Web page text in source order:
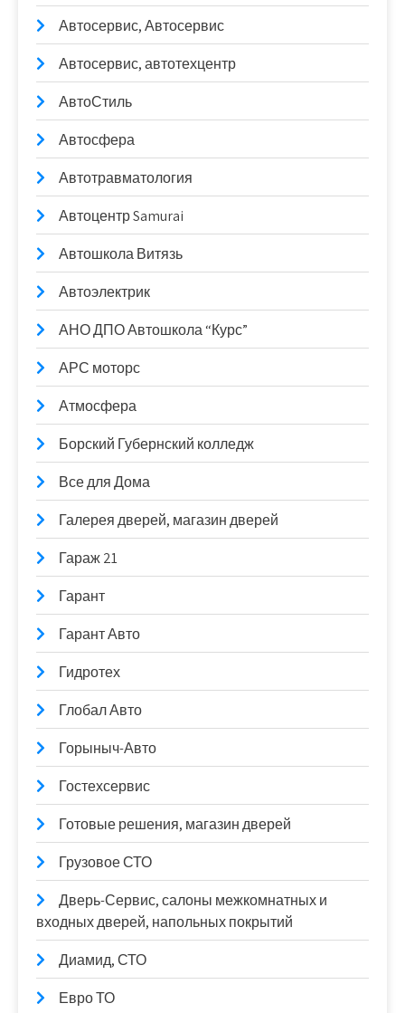
Автосервис, Автосервис
Автосервис, автотехцентр
АвтоСтиль
Автосфера
Автотравматология
Автоцентр Samurai
Автошкола Витязь
Автоэлектрик
АНО ДПО Автошкола “Курс”
АРС моторс
Атмосфера
Борский Губернский колледж
Все для Дома
Галерея дверей, магазин дверей
Гараж 21
Гарант
Гарант Авто
Гидротех
Глобал Авто
Горыныч-Авто
Гостехсервис
Готовые решения, магазин дверей
Грузовое СТО
Дверь-Сервис, салоны межкомнатных и
входных дверей, напольных покрытий
Диамид, СТО
Евро ТО